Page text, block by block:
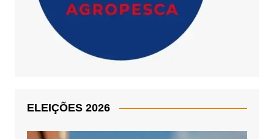
ELEIÇÕES 2026